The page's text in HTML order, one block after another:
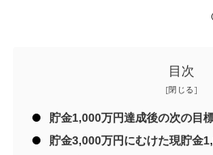
目次
貯金1,000万円達成後の次の目
貯金3,000万円にむけた現貯金